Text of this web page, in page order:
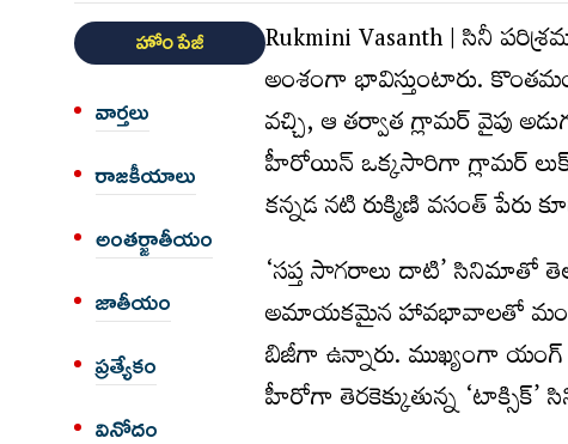
హోం పేజీ
వార్త‌లు
రాజకీయాలు
అంత‌ర్జాతీయం
జాతీయం
ప్రత్యేకం
వినోదం
Rukmini Vasanth | సినీ
అంశంగా భావిస్తుంటారు.
వచ్చి, ఆ తర్వాత గ్లామర్ వైపు
హీరోయిన్ ఒక్కసారిగా గ్లామర్ లుక్‌లో
కన్నడ నటి రుక్మిణి వసంత్
‘సప్త సాగరాలు దాటి’ సినిమాతో
అమాయకమైన హావభావాలతో మంచి
బిజీగా ఉన్నారు. ముఖ్యంగా యంగ్
హీరోగా తెరకెక్కుతున్న